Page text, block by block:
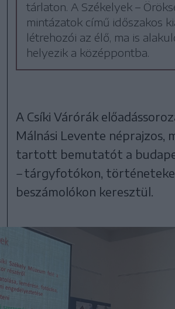
tárlaton. A Székelyek –
mintázatok című időszakos
létrehozói az élő, ma is
helyezik a középpontba.
A Csíki Várórák
Málnási Levente néprajzos,
tartott bemutatót a
–tárgyfotókon,
beszámolókon keresztül.